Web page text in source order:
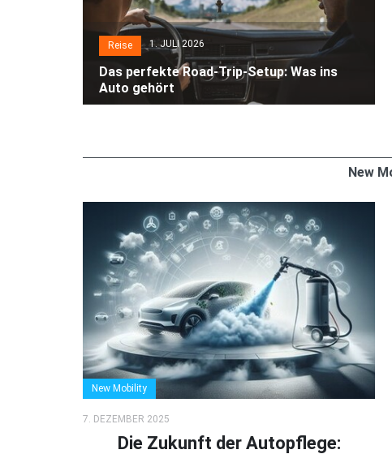
Reise 1. JULI 2026
Das perfekte Road-Trip-Setup: Was ins
Auto gehört
New
New Mobility
7. DEZEMBER 2025
Die Zukunft der Autopflege: